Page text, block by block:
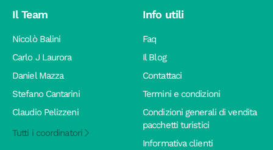
Il Team
Nicolò Balini
Carlo J Laurora
Daniel Mazza
Stefano Cantarini
Claudio Pelizzeni
Tutti i coordinatori
Info utili
Faq
Il Blog
Contattaci
Termini e condizioni
Condizioni generali di vendita
pacchetti turistici
Informativa clienti